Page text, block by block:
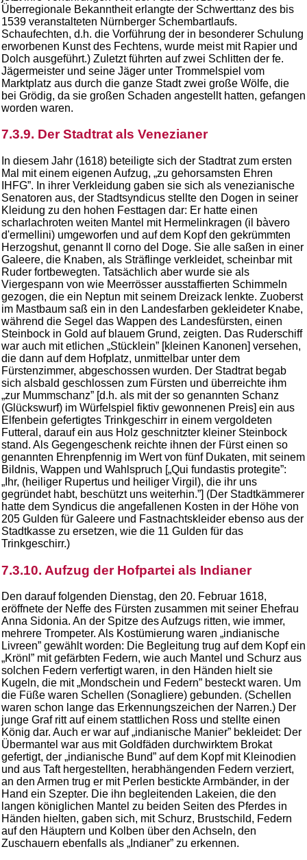
Überregionale Bekanntheit erlangte der Schwerttanz des bis
1539 veranstalteten Nürnberger Schembartlaufs.
Schaufechten, d.h. die Vorführung der in besonderer Schulung
erworbenen Kunst des Fechtens, wurde meist mit Rapier und
Dolch ausgeführt.) Zuletzt führten auf zwei Schlitten der fe.
Jägermeister und seine Jäger unter Trommelspiel vom
Marktplatz aus durch die ganze Stadt zwei große Wölfe, die
bei Grödig, da sie großen Schaden angestellt hatten, gefangen
worden waren.
7.3.9. Der Stadtrat als Venezianer
In diesem Jahr (1618) beteiligte sich der Stadtrat zum ersten
Mal mit einem eigenen Aufzug, „zu gehorsamsten Ehren
IHFG”. In ihrer Verkleidung gaben sie sich als venezianische
Senatoren aus, der Stadtsyndicus stellte den Dogen in seiner
Kleidung zu den hohen Festtagen dar: Er hatte einen
scharlachroten weiten Mantel mit Hermelinkragen (il bàvero
d'ermellini) umgeworfen und auf dem Kopf den gekrümmten
Herzogshut, genannt Il corno del Doge. Sie alle saßen in einer
Galeere, die Knaben, als Sträflinge verkleidet, scheinbar mit
Ruder fortbewegten. Tatsächlich aber wurde sie als
Viergespann von wie Meerrösser ausstaffierten Schimmeln
gezogen, die ein Neptun mit seinem Dreizack lenkte. Zuoberst
im Mastbaum saß ein in den Landesfarben gekleideter Knabe,
während die Segel das Wappen des Landesfürsten, einen
Steinbock in Gold auf blauem Grund, zeigten. Das Ruderschiff
war auch mit etlichen „Stücklein” [kleinen Kanonen] versehen,
die dann auf dem Hofplatz, unmittelbar unter dem
Fürstenzimmer, abgeschossen wurden. Der Stadtrat begab
sich alsbald geschlossen zum Fürsten und überreichte ihm
„zur Mummschanz” [d.h. als mit der so genannten Schanz
(Glückswurf) im Würfelspiel fiktiv gewonnenen Preis] ein aus
Elfenbein gefertigtes Trinkgeschirr in einem vergoldeten
Futteral, darauf ein aus Holz geschnitzter kleiner Steinbock
stand. Als Gegengeschenk reichte ihnen der Fürst einen so
genannten Ehrenpfennig im Wert von fünf Dukaten, mit seinem
Bildnis, Wappen und Wahlspruch [„Qui fundastis protegite”:
„Ihr, (heiliger Rupertus und heiliger Virgil), die ihr uns
gegründet habt, beschützt uns weiterhin.”] (Der Stadtkämmerer
hatte dem Syndicus die angefallenen Kosten in der Höhe von
205 Gulden für Galeere und Fastnachtskleider ebenso aus der
Stadtkasse zu ersetzen, wie die 11 Gulden für das
Trinkgeschirr.)
7.3.10. Aufzug der Hofpartei als Indianer
Den darauf folgenden Dienstag, den 20. Februar 1618,
eröffnete der Neffe des Fürsten zusammen mit seiner Ehefrau
Anna Sidonia. An der Spitze des Aufzugs ritten, wie immer,
mehrere Trompeter. Als Kostümierung waren „indianische
Livreen” gewählt worden: Die Begleitung trug auf dem Kopf ein
„Krönl” mit gefärbten Federn, wie auch Mantel und Schurz aus
solchen Federn verfertigt waren, in den Händen hielt sie
Kugeln, die mit „Mondschein und Federn” besteckt waren. Um
die Füße waren Schellen (Sonagliere) gebunden. (Schellen
waren schon lange das Erkennungszeichen der Narren.) Der
junge Graf ritt auf einem stattlichen Ross und stellte einen
König dar. Auch er war auf „indianische Manier” bekleidet: Der
Übermantel war aus mit Goldfäden durchwirktem Brokat
gefertigt, der „indianische Bund” auf dem Kopf mit Kleinodien
und aus Taft hergestellten, herabhängenden Federn verziert,
an den Armen trug er mit Perlen bestickte Armbänder, in der
Hand ein Szepter. Die ihn begleitenden Lakeien, die den
langen königlichen Mantel zu beiden Seiten des Pferdes in
Händen hielten, gaben sich, mit Schurz, Brustschild, Federn
auf den Häuptern und Kolben über den Achseln, den
Zuschauern ebenfalls als „Indianer” zu erkennen.